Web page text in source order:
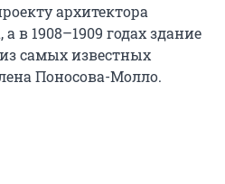
архитектора
в 1908–1909 годах здание
самых известных
Поносова-Молло.